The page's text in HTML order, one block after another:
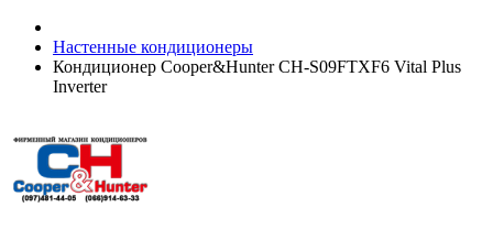
Настенные кондиционеры
Кондиционер Cooper&Hunter CH-S09FTXF6 Vital Plus
Inverter